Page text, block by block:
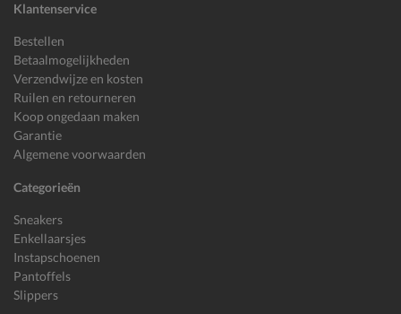
Klantenservice
Bestellen
Betaalmogelijkheden
Verzendwijze en kosten
Ruilen en retourneren
Koop ongedaan maken
Garantie
Algemene voorwaarden
Categorieën
Sneakers
Enkellaarsjes
Instapschoenen
Pantoffels
Slippers